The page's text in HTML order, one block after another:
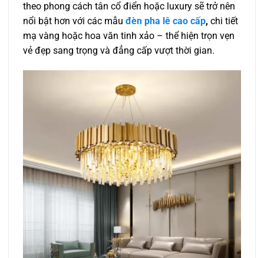
theo phong cách tân cổ điển hoặc luxury sẽ trở nên
nổi bật hơn với các mẫu đèn pha lê cao cấp, chi tiết
mạ vàng hoặc hoa văn tinh xảo – thể hiện trọn vẹn
vẻ đẹp sang trọng và đẳng cấp vượt thời gian.